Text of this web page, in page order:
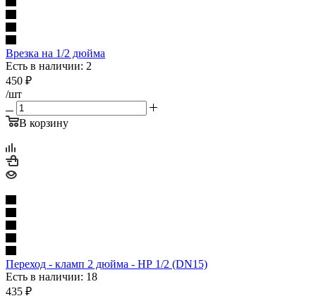
Врезка на 1/2 дюйма
Есть в наличии: 2
450 ₽
/шт
В корзину
Переход - кламп 2 дюйма - НР 1/2 (DN15)
Есть в наличии: 18
435 ₽